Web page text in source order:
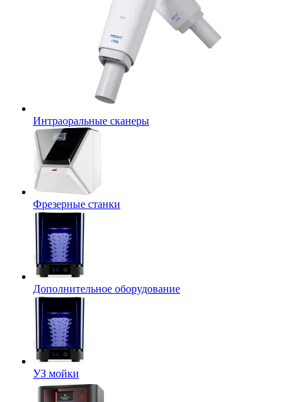
Интраоральные сканеры
Фрезерные станки
Дополнительное оборудование
УЗ мойки